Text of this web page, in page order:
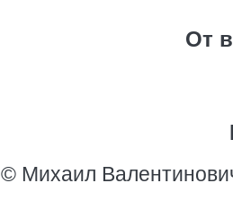
От
© Михаил